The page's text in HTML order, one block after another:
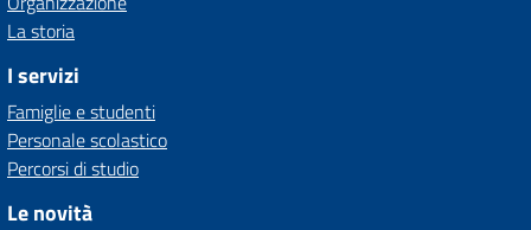
La storia
I servizi
Famiglie e studenti
Personale scolastico
Percorsi di studio
Le novità